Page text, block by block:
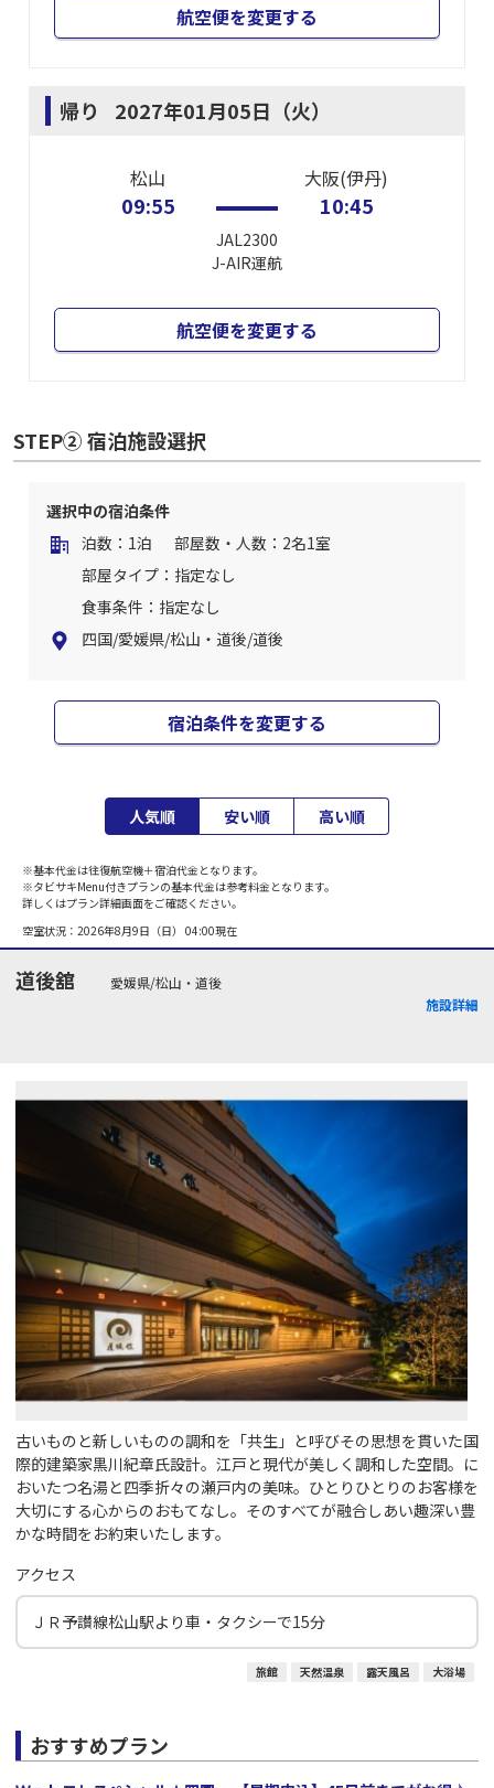
航空便を変更する
帰り 2027年01月05日（火）
松山
09:55
JAL2300
J-AIR運航
大阪(伊丹)
10:45
航空便を変更する
STEP② 宿泊施設選択
選択中の宿泊条件
泊数：1泊
部屋数・人数：2名1室
部屋タイプ：指定なし
食事条件：指定なし
四国/愛媛県/松山・道後/道後
宿泊条件を変更する
人気順 安い順 高い順
※基本代金は往復航空機＋宿泊代金となります。
※タビサキMenu付きプランの基本代金は参考料金となります。
詳しくはプラン詳細画面をご確認ください。
空室状況： 2026年8月9日（日） 04:00現在
道後舘
愛媛県/松山・道後
施設詳細
古いものと新しいものの調和を「共生」と呼びその思想を貫いた国
際的建築家黒川紀章氏設計。江戸と現代が美しく調和した空間。に
おいたつ名湯と四季折々の瀬戸内の美味。ひとりひとりのお客様を
大切にする心からのおもてなし。そのすべてが融合しあい趣深い豊
かな時間をお約束いたします。
アクセス
ＪＲ予讃線松山駅より車・タクシーで15分
旅館 天然温泉 露天風呂 大浴場
おすすめプラン